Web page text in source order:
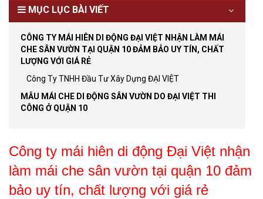
MỤC LỤC BÀI VIẾT
CÔNG TY MÁI HIÊN DI ĐỘNG ĐẠI VIỆT NHẬN LÀM MÁI
CHE SÂN VƯỜN TẠI QUẬN 10 ĐẢM BẢO UY TÍN, CHẤT
LƯỢNG VỚI GIÁ RẺ
Công Ty TNHH Đầu Tư Xây Dựng ĐẠI VIỆT
MẪU MÁI CHE DI ĐỘNG SÂN VƯỜN DO ĐẠI VIỆT THI
CÔNG Ở QUẬN 10
Công ty mái hiên di động Đại Việt nhận
làm mái che sân vườn tại quận 10 đảm
bảo uy tín, chất lượng với giá rẻ